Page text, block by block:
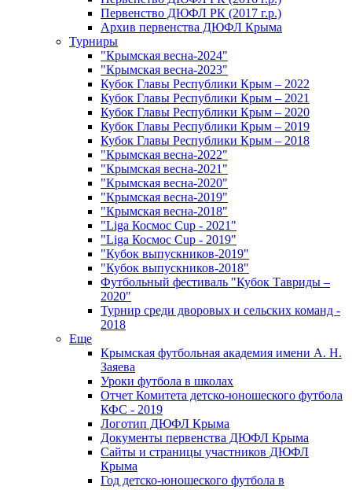
Первенство ДЮФЛ РК (2017 г.р.)
Архив первенства ДЮФЛ Крыма
Турниры
"Крымская весна-2024"
"Крымская весна-2023"
Кубок Главы Республики Крым – 2022
Кубок Главы Республики Крым – 2021
Кубок Главы Республики Крым – 2020
Кубок Главы Республики Крым – 2019
Кубок Главы Республики Крым – 2018
"Крымская весна-2022"
"Крымская весна-2021"
"Крымская весна-2020"
"Крымская весна-2019"
"Крымская весна-2018"
"Liga Космос Cup - 2021"
"Liga Космос Cup - 2019"
"Кубок выпускников-2019"
"Кубок выпускников-2018"
Футбольный фестиваль "Кубок Тавриды –
2020"
Турнир среди дворовых и сельских команд -
2018
Еще
Крымская футбольная академия имени А. Н.
Заяева
Уроки футбола в школах
Отчет Комитета детско-юношеского футбола
КФС - 2019
Логотип ДЮФЛ Крыма
Документы первенства ДЮФЛ Крыма
Сайты и страницы участников ДЮФЛ
Крыма
Год детско-юношеского футбола в